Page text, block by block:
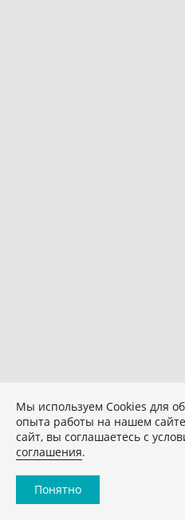
Мы используем Сookies для
опыта работы на нашем
сайт, вы соглашаетесь с
соглашения.
Понятно